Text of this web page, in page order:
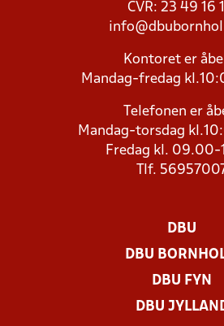
CVR: 23 49 16
Kontoret er
Mandag-fredag
Telefonen er
Mandag-torsdag
Fredag kl. 09.00-
Tlf.
DBU
DBU
DBU FYN
DBU